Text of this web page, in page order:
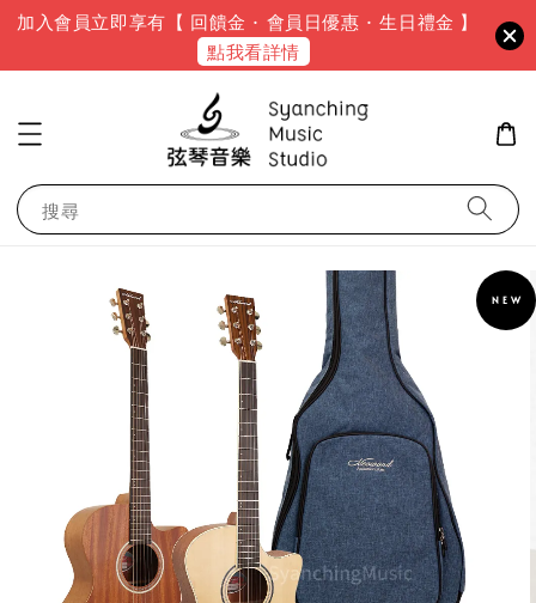
加入會員立即享有【 回饋金 · 會員日優惠 · 生日禮金 】
點我看詳情
搜尋
N E W